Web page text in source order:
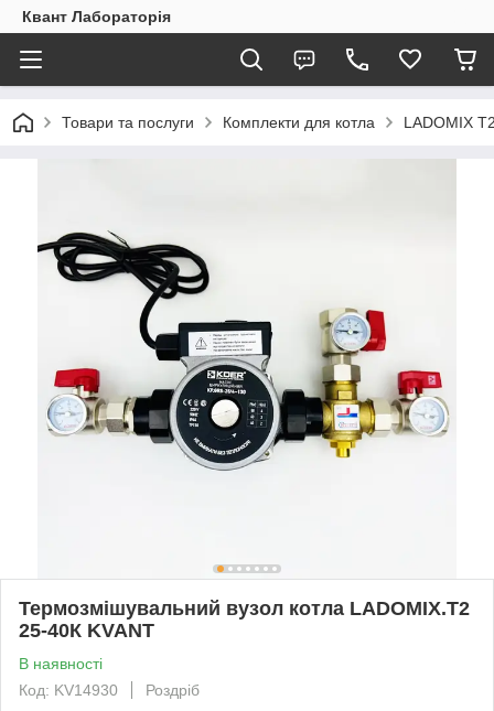
Квант Лабораторія
Товари та послуги Комплекти для котла LADOMIX
Термозмішувальний вузол котла LADOMIX.Т2
25-40К KVANT
В наявності
Код: KV14930
Роздріб